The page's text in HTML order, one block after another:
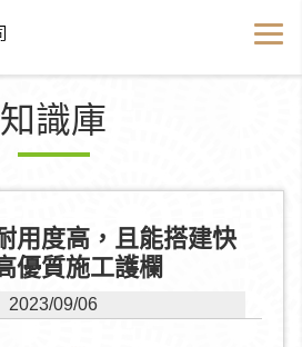
知識庫
用度高，且能搭建快
優質施工護欄
2023/09/06